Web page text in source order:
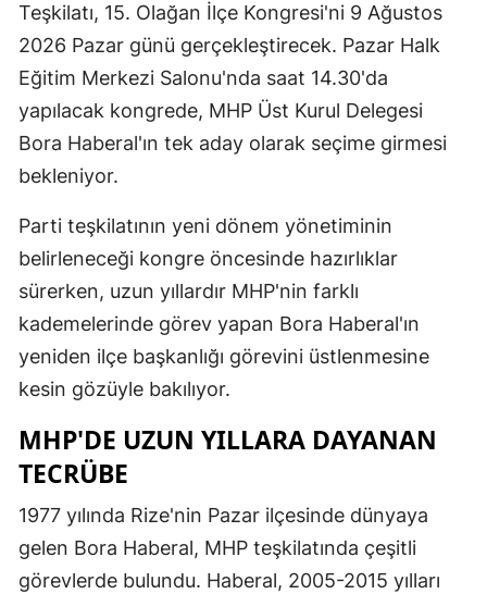
Teşkilatı, 15. Olağan İlçe Kongresi'ni 9 Ağustos
2026 Pazar günü gerçekleştirecek. Pazar Halk
Eğitim Merkezi Salonu'nda saat 14.30'da
yapılacak kongrede, MHP Üst Kurul Delegesi
Bora Haberal'ın tek aday olarak seçime girmesi
bekleniyor.
Parti teşkilatının yeni dönem yönetiminin
belirleneceği kongre öncesinde hazırlıklar
sürerken, uzun yıllardır MHP'nin farklı
kademelerinde görev yapan Bora Haberal'ın
yeniden ilçe başkanlığı görevini üstlenmesine
kesin gözüyle bakılıyor.
MHP'DE UZUN YILLARA DAYANAN
TECRÜBE
1977 yılında Rize'nin Pazar ilçesinde dünyaya
gelen Bora Haberal, MHP teşkilatında çeşitli
görevlerde bulundu. Haberal, 2005-2015 yılları